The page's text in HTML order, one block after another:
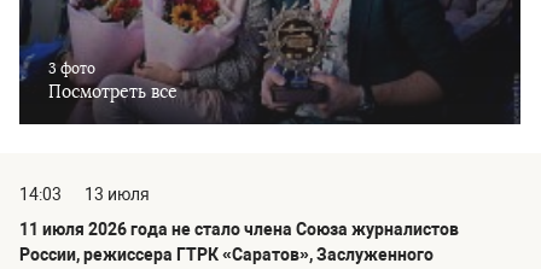
3 фото
Посмотреть все
14:03
13 июля
11 июля 2026 года не стало члена Союза журналистов
России, режиссера ГТРК «Саратов», Заслуженного